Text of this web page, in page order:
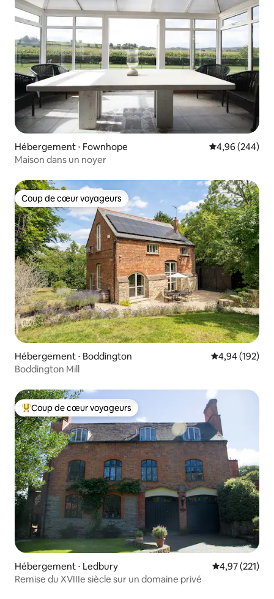
Hébergement ⋅ Fownhope Évaluation
4,96 (244)
Maison dans un noyer
Coup de cœur voyageurs
Coup de cœur voyageurs
Hébergement ⋅ Boddington Évaluation
4,94 (192)
Boddington Mill
Coups de cœur voyageurs les plus appréciés
Coup de cœur voyageurs
Hébergement ⋅ Ledbury Évaluation
4,97 (221)
Remise du XVIIIe siècle sur un domaine privé